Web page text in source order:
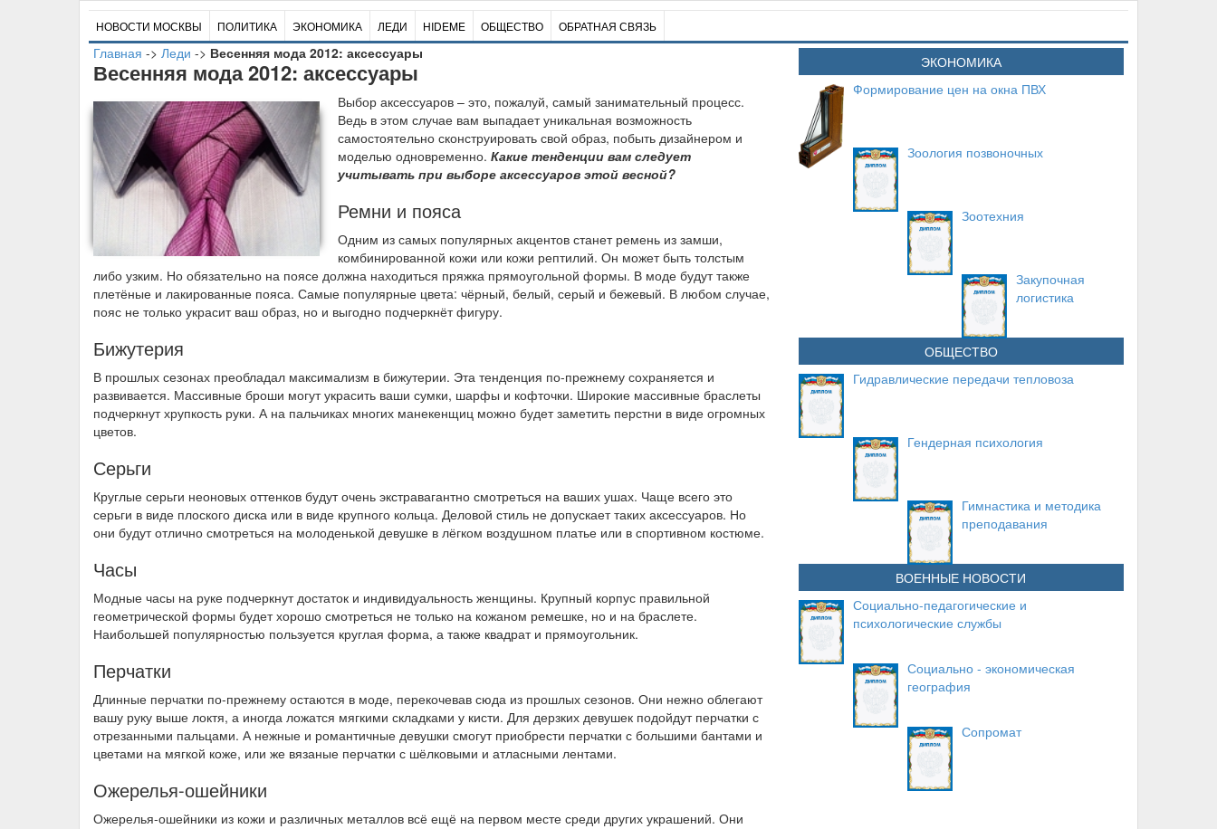
НОВОСТИ МОСКВЫ ПОЛИТИКА ЭКОНОМИКА ЛЕДИ HIDEME ОБЩЕСТВО ОБРАТНАЯ СВЯЗЬ
Главная -> Леди -> Весенняя мода 2012: аксессуары
Весенняя мода 2012: аксессуары
Выбор аксессуаров – это, пожалуй, самый занимательный процесс.
Ведь в этом случае вам выпадает уникальная возможность
самостоятельно сконструировать свой образ, побыть дизайнером и
моделью одновременно. Какие тенденции вам следует
учитывать при выборе аксессуаров этой весной?
Ремни и пояса
Одним из самых популярных акцентов станет ремень из замши,
комбинированной кожи или кожи рептилий. Он может быть толстым
либо узким. Но обязательно на поясе должна находиться пряжка прямоугольной формы. В моде будут также
плетёные и лакированные пояса. Самые популярные цвета: чёрный, белый, серый и бежевый. В любом случае,
пояс не только украсит ваш образ, но и выгодно подчеркнёт фигуру.
Бижутерия
В прошлых сезонах преобладал максимализм в бижутерии. Эта тенденция по-прежнему сохраняется и
развивается. Массивные броши могут украсить ваши сумки, шарфы и кофточки. Широкие массивные браслеты
подчеркнут хрупкость руки. А на пальчиках многих манекенщиц можно будет заметить перстни в виде огромных
цветов.
Серьги
Круглые серьги неоновых оттенков будут очень экстравагантно смотреться на ваших ушах. Чаще всего это
серьги в виде плоского диска или в виде крупного кольца. Деловой стиль не допускает таких аксессуаров. Но
они будут отлично смотреться на молоденькой девушке в лёгком воздушном платье или в спортивном костюме.
Часы
Модные часы на руке подчеркнут достаток и индивидуальность женщины. Крупный корпус правильной
геометрической формы будет хорошо смотреться не только на кожаном ремешке, но и на браслете.
Наибольшей популярностью пользуется круглая форма, а также квадрат и прямоугольник.
Перчатки
Длинные перчатки по-прежнему остаются в моде, перекочевав сюда из прошлых сезонов. Они нежно облегают
вашу руку выше локтя, а иногда ложатся мягкими складками у кисти. Для дерзких девушек подойдут перчатки с
отрезанными пальцами. А нежные и романтичные девушки смогут приобрести перчатки с большими бантами и
цветами на мягкой коже, или же вязаные перчатки с шёлковыми и атласными лентами.
Ожерелья-ошейники
Ожерелья-ошейники из кожи и различных металлов всё ещё на первом месте среди других украшений. Они
ЭКОНОМИКА
Формирование цен на окна ПВХ
Зоология позвоночных
Зоотехния
Закупочная
логистика
ОБЩЕСТВО
Гидравлические передачи тепловоза
Гендерная психология
Гимнастика и методика
преподавания
ВОЕННЫЕ НОВОСТИ
Социально-педагогические и
психологические службы
Социально - экономическая
география
Сопромат